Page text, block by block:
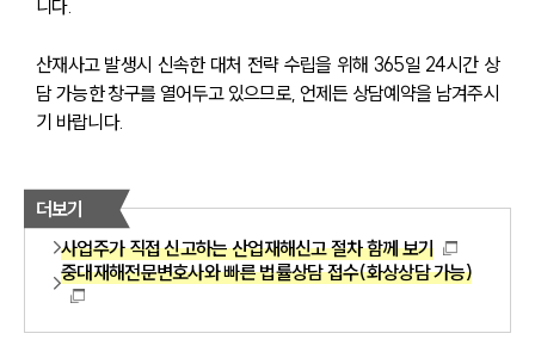
니다.
산재사고 발생시 신속한 대처 전략 수립을 위해 365일 24시간 상
담 가능한 창구를 열어두고 있으므로, 언제든 상담예약을 남겨주시
기 바랍니다.
더보기
사업주가 직접 신고하는 산업재해신고 절차 함께 보기
중대재해전문변호사와 빠른 법률상담 접수(화상상담 가능)